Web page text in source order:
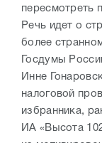
пересмотреть
Речь идет о
более
Госдумы
Инне
налоговой
избранника,
ИА «Высота